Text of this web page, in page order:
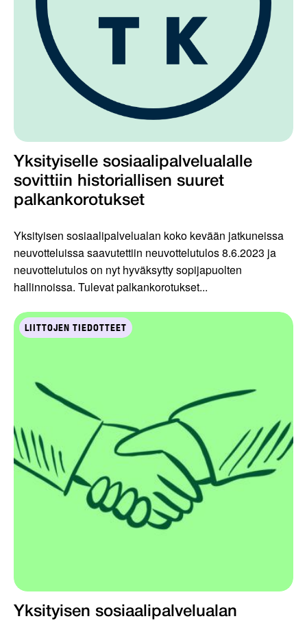
Yksityiselle sosiaalipalvelualalle
sovittiin historiallisen suuret
palkankorotukset
Yksityisen sosiaalipalvelualan koko kevään jatkuneissa
neuvotteluissa saavutettiin neuvottelutulos 8.6.2023 ja
neuvottelutulos on nyt hyväksytty sopijapuolten
hallinnoissa. Tulevat palkankorotukset...
LIITTOJEN TIEDOTTEET
Yksityisen sosiaalipalvelualan